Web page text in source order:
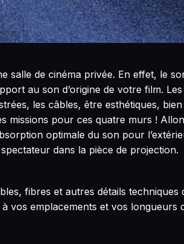
salle de cinéma privée. En effet, le
au son d’origine de votre film. Les
les câbles, être esthétiques, bien
missions pour ces quatre murs !
optimale du son pour
dans la pièce de projection.
fibres et autres détails techniques
vos emplacements et vos longueurs